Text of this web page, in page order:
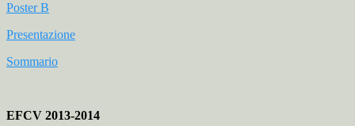
Poster B
Presentazione
Sommario
EFCV 2013-2014